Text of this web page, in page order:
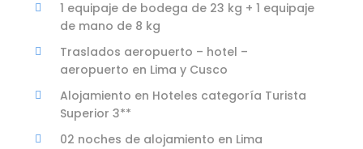
1 equipaje de bodega de 23 kg + 1 equipaje
de mano de 8 kg
Traslados aeropuerto – hotel –
aeropuerto en Lima y Cusco
Alojamiento en Hoteles categoría Turista
Superior 3**
02 noches de alojamiento en Lima